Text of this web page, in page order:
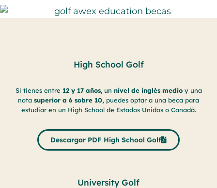
High School Golf
Si tienes entre 12 y 17 años, un nivel de inglés medio y una
nota superior a 6 sobre 10, puedes optar a una beca para
estudiar en un High School de Estados Unidos o Canadá.
Descargar PDF High School Golf
University Golf